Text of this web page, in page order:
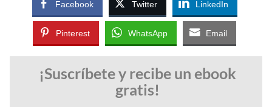
Facebook Twitter LinkedIn
Pinterest WhatsApp Email